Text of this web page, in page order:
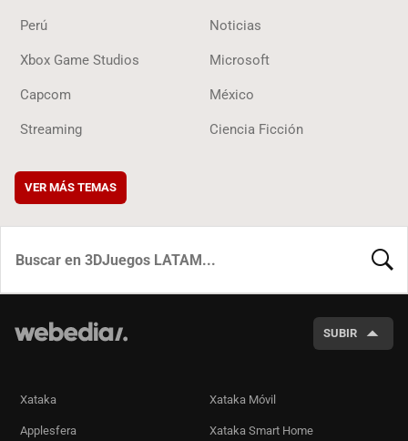
Perú Noticias
Xbox Game Studios Microsoft
Capcom México
Streaming Ciencia Ficción
VER MÁS TEMAS
SUBIR
Xataka Xataka Móvil
Applesfera Xataka Smart Home